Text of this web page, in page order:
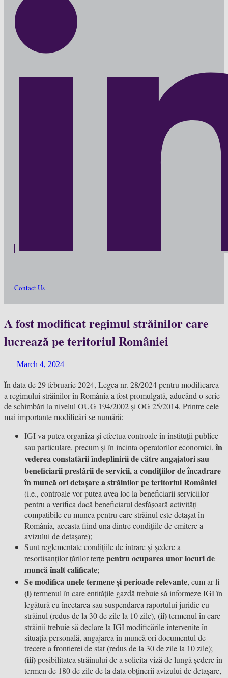
Contact Us
A fost modificat regimul străinilor care
lucrează pe teritoriul României
March 4, 2024
În data de 29 februarie 2024, Legea nr. 28/2024 pentru modificarea
a regimului străinilor în România a fost promulgată, aducând o serie
de schimbări la nivelul OUG 194/2002 și OG 25/2014. Printre cele
mai importante modificări se numără:
IGI va putea organiza și efectua controale în instituții publice
sau particulare, precum și în incinta operatorilor economici,în
vederea constatării îndeplinirii de către angajatori sau
beneficiarii prestării de servicii, a condițiilor de încadrare
în muncă ori detașare a străinilor pe teritoriul României
(i.e., controale vor putea avea loc la beneficiarii serviciilor
pentru a verifica dacă beneficiarul desfășoară activități
compatibile cu munca pentru care străinul este detașat în
România, aceasta fiind una dintre condițiile de emitere a
avizului de detașare);
Sunt reglementate condițiile de intrare și ședere a
resortisanților țărilor terțepentru ocuparea unor locuri de
muncă înalt calificate;
Se modifica unele termene și perioade relevante, cum ar fi
(i)termenul în care entitățile gazdă trebuie să informeze IGI în
legătură cu încetarea sau suspendarea raportului juridic cu
străinul (redus de la 30 de zile la 10 zile), (ii)termenul în care
străinii trebuie să declare la IGI modificările intervenite în
situația personală, angajarea în muncă ori documentul de
trecere a frontierei de stat (redus de la 30 de zile la 10 zile);
(iii)posibilitatea străinului de a solicita viză de lungă ședere în
termen de 180 de zile de la data obținerii avizului de detașare,